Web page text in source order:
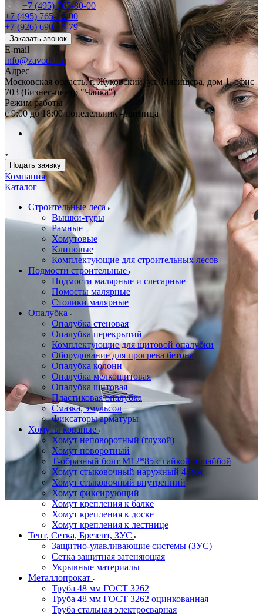
+7 (495) 765-80-00
+7 (495) 765-80-00
+7 (926) 690-29-79
Заказать звонок
E-mail
info@zavodsl.ru
Адрес
Московская область, г. Жуковский, ул. Мясищева, дом 1, офис
703 (Бизнес-центр "Чайка")
Режим работы
с 9:00 до 18:00 понедельник - пятница
Подать заявку
Компания
Каталог
Строительные леса
Вышки-туры
Рамные
Хомутовые
Клиновые
Комплектующие для строительных лесов
Подмости строительные
Подмости малярные и слесарные
Помосты малярные
Столики малярные
Опалубка
Опалубка стеновая
Опалубка перекрытий
Комплектующие для щитовой опалубки
Оборудование для прогрева бетона
Опалубка колонн
Опалубка мелкощитовая
Опалубка щитовая
Пластиковая опалубка
Смазка, эмульсол
Фиксаторы арматуры
Хомуты кованые
Хомут неповоротный (глухой)
Хомут поворотный
Т-образный болт М12*85 с гайкой и шайбой
Хомут стыковочный наружный 48мм
Хомут стыковочный внутренний
Хомут фиксирующий
Хомут крепления к балке
Хомут крепления к доске
Хомут крепления к лестнице
Тент, Сетка, Брезент, ЗУС
Защитно-улавливающие системы (ЗУС)
Сетка защитная затеняющая
Укрывные материалы
Металлопрокат
Труба 48 мм ГОСТ 3262
Труба 48 мм ГОСТ 3262 оцинкованная
Труба стальная электросварная